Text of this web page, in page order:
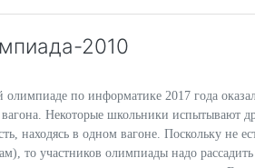
2010
по информатике 2017 года
Некоторые школьники испытывают
находясь в одном вагоне. Поскольку не
то участников олимпиады надо